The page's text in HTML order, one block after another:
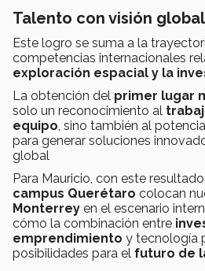
Talento con visión global
Este logro se suma a la
competencias internacionales
exploración espacial y la
La obtención del primer lugar
solo un reconocimiento al
equipo , sino también al
para generar soluciones
global
Para Mauricio, con este
campus Querétaro colocan
Monterrey en el escenario
cómo la combinación entre
emprendimiento y tecnología
posibilidades para el futuro de